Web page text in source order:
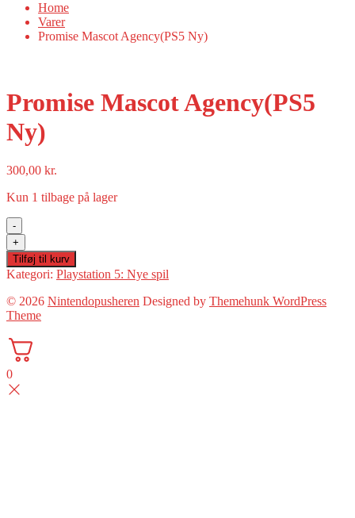
Home
Varer
Promise Mascot Agency(PS5 Ny)
Promise Mascot Agency(PS5
Ny)
300,00 kr.
Kun 1 tilbage på lager
-
Promise
Mascot
Agency(PS5
Ny)
antal
+
Tilføj til kurv
Kategori: Playstation 5: Nye spil
© 2026 Nintendopusheren Designed by Themehunk WordPress
Theme
0